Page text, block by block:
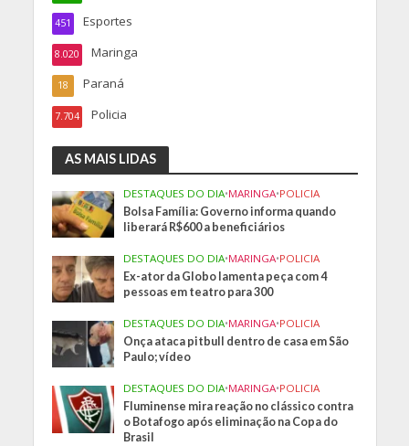
Esportes
451
Maringa
8.020
Paraná
18
Policia
7.704
AS MAIS LIDAS
DESTAQUES DO DIA•MARINGA•POLICIA
Bolsa Família: Governo informa quando
liberará R$600 a beneficiários
DESTAQUES DO DIA•MARINGA•POLICIA
Ex-ator da Globo lamenta peça com 4
pessoas em teatro para 300
DESTAQUES DO DIA•MARINGA•POLICIA
Onça ataca pitbull dentro de casa em São
Paulo; vídeo
DESTAQUES DO DIA•MARINGA•POLICIA
Fluminense mira reação no clássico contra
o Botafogo após eliminação na Copa do
Brasil